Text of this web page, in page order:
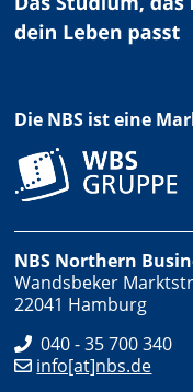
Die NBS ist eine
NBS Northern
Wandsbeker
22041 Hamburg
040 - 35 700 340
info[at]nbs.de